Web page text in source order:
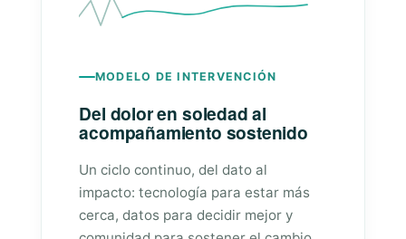
MODELO DE INTERVENCIÓN
Del dolor en soledad al
acompañamiento sostenido
Un ciclo continuo, del dato al
impacto: tecnología para estar más
cerca, datos para decidir mejor y